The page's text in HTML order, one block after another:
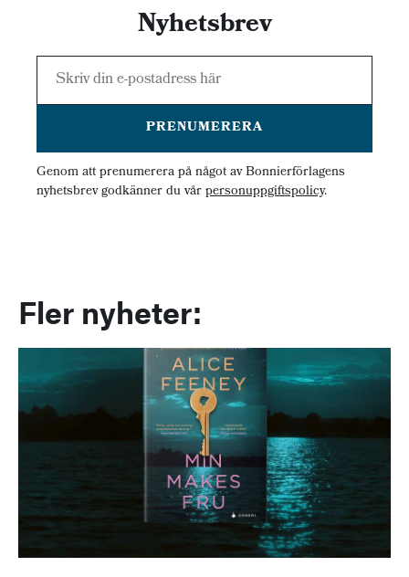
Nyhetsbrev
PRENUMERERA
Genom att prenumerera på något av Bonnierförlagens
nyhetsbrev godkänner du vårpersonuppgiftspolicy.
Fler nyheter: